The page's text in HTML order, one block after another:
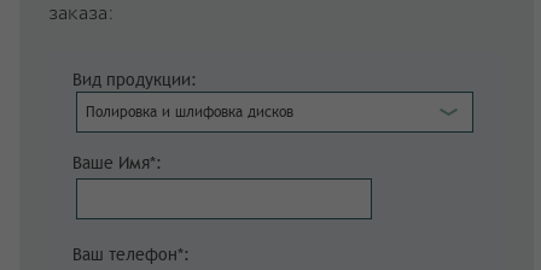
заказа:
Вид продукции:
Полировка и шлифовка дисков
Ваше Имя*:
Ваш телефон*: